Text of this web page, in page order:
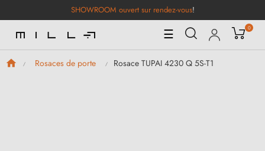
SHOWROOM ouvert sur rendez-vous!
Basculer
la
navigation
☰ 0
Rosaces de porte Rosace TUPAI 4230 Q 5S-T1